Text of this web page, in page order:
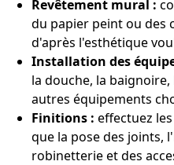
Revêtement mural :
du papier peint ou des
d'après l'esthétique
Installation des
la douche, la
autres équipements
Finitions : effectuez
que la pose des joints,
robinetterie et des